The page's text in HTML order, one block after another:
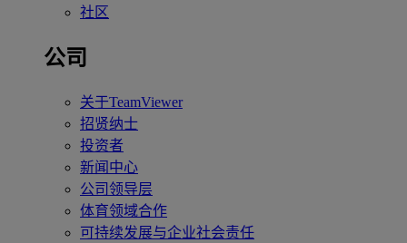
社区
公司
关于TeamViewer
招贤纳士
投资者
新闻中心
公司领导层
体育领域合作
可持续发展与企业社会责任